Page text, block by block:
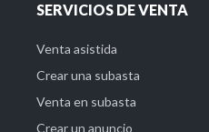
SERVICIOS DE VENTA
Venta asistida
Crear una subasta
Venta en subasta
Crear un anuncio